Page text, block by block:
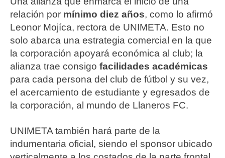
relación por mínimo diez años, como lo afirmó
Leonor Mojíca, rectora de UNIMETA. Esto no
solo abarca una estrategia comercial en la que
la corporación apoyará económica al club; la
alianza trae consigo facilidades académicas
para cada persona del club de fútbol y su vez,
el acercamiento de estudiante y egresados de
la corporación, al mundo de Llaneros FC.
UNIMETA también hará parte de la
indumentaria oficial, siendo el sponsor ubicado